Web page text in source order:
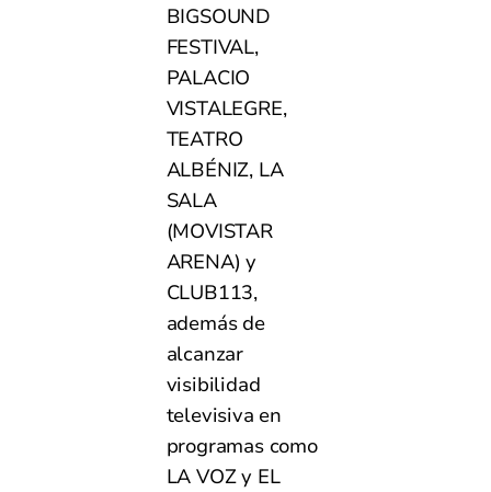
BIGSOUND
FESTIVAL,
PALACIO
VISTALEGRE,
TEATRO
ALBÉNIZ, LA
SALA
(MOVISTAR
ARENA) y
CLUB113,
además de
alcanzar
visibilidad
televisiva en
programas como
LA VOZ y EL